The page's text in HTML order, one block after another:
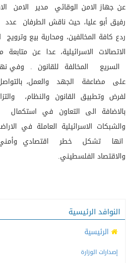
عن جهاز الامن الوقائي مدير الامن
رفيق أبو عليا، حيث ناقش الطرفان
ردع كافة المخالفين، ومحاربة بيع
الاتصالات الاسرائيلية، عدا عن
السريع المخالفة للقانون . وفي
على مضاعفة الجهد والعمل،
لفرض وتطبيق القانون والنظام،
بالاضافة الى التعاون في
والشبكات الاسرائيلية العاملة في
انها تشكل خطر اقتصادي وأمني
والاقتصاد الفلسطيني.
النوافد الرئيسية
الرئيسية
إصدارات الوزارة